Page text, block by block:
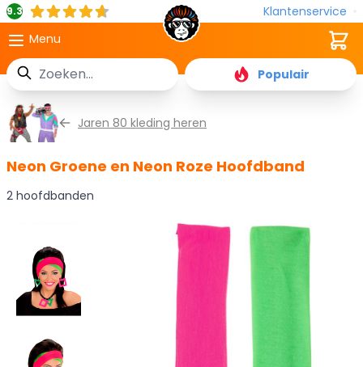
9.3
Klantenservice
Menu
Zoek
Populair
Cart
Jaren 80 kleding heren
Neon Groene en Neon Roze Hoofdband
2 hoofdbanden